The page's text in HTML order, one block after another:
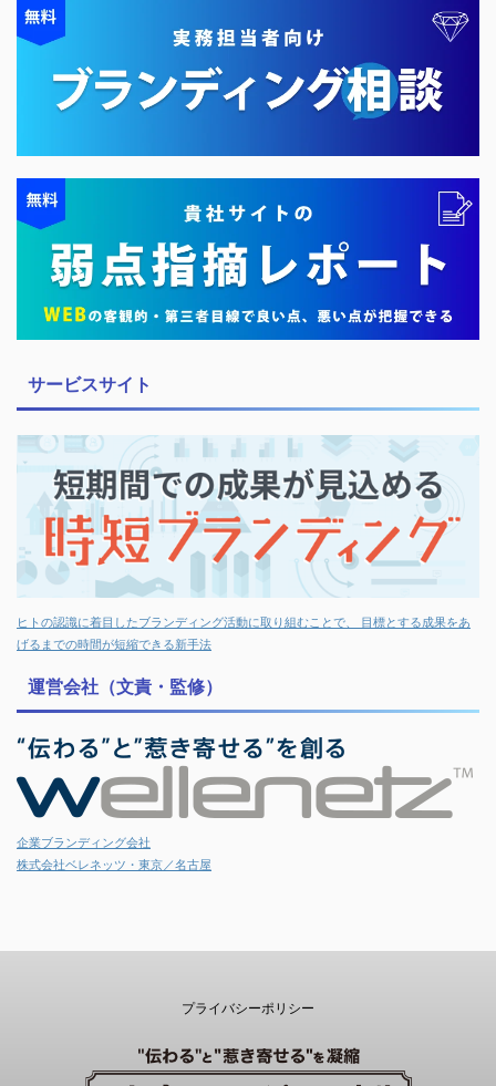
サービスサイト
ヒトの認識に着目したブランディング活動に取り組むことで、 目標とする成果をあ
げるまでの時間が短縮できる新手法
運営会社（文責・監修）
企業ブランディング会社
株式会社ベレネッツ・東京／名古屋
プライバシーポリシー